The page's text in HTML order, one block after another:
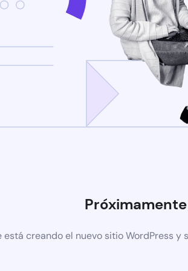
Próximamente
está creando el nuevo sitio WordPress y